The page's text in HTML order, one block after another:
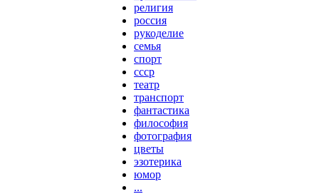
религия
россия
рукоделие
семья
спорт
ссср
театр
транспорт
фантастика
философия
фотография
цветы
эзотерика
юмор
...